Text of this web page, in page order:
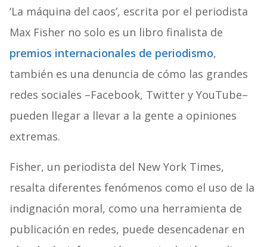
‘La máquina del caos’, escrita por el periodista
Max Fisher no solo es un libro finalista de
premios internacionales de periodismo,
también es una denuncia de cómo las grandes
redes sociales –Facebook, Twitter y YouTube–
pueden llegar a llevar a la gente a opiniones
extremas.
Fisher, un periodista del New York Times,
resalta diferentes fenómenos como el uso de la
indignación moral, como una herramienta de
publicación en redes, puede desencadenar en